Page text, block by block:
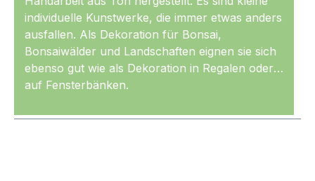
individuelle Kunstwerke, die immer etwas anders
ausfallen. Als Dekoration für Bonsai,
Bonsaiwälder und Landschaften eignen sie sich
ebenso gut wie als Dekoration in Regalen oder
auf Fensterbänken.